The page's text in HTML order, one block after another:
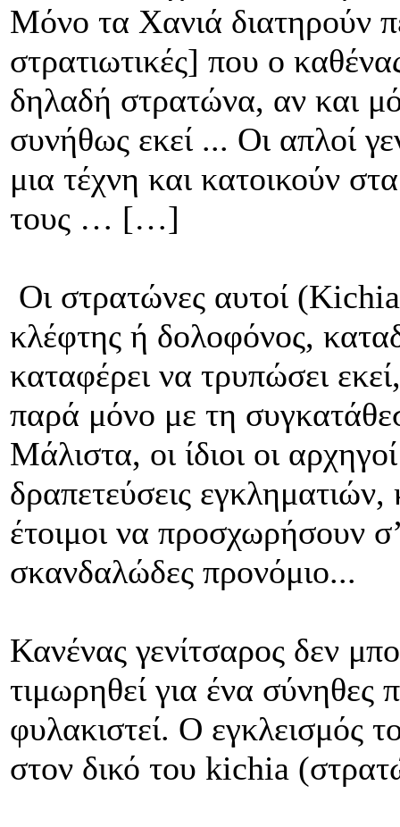
Μόνο τα Χανιά διατηρούν
στρατιωτικές] που ο
δηλαδή στρατώνα, αν και
συνήθως εκεί ... Οι απλοί
μια τέχνη και κατοικούν
τους … […]
Οι στρατώνες αυτοί
κλέφτης ή δολοφόνος,
καταφέρει να τρυπώσει
παρά μόνο με τη
Μάλιστα, οι ίδιοι οι
δραπετεύσεις εγκληματιών,
έτοιμοι να προσχωρήσουν
σκανδαλώδες προνόμιο...
Κανένας γενίτσαρος δεν
τιμωρηθεί για ένα
φυλακιστεί. Ο εγκλεισμός
στον δικό του kichia